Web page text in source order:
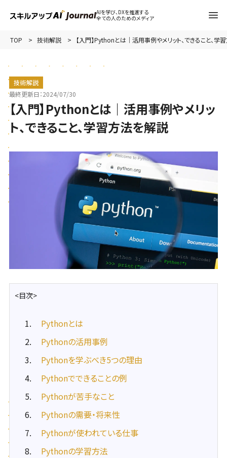
AIを学び、DXを推進する
全ての人のためのメディア
TOP 技術解説 【入門】Pythonとは｜活用事例やメリット、できること、学
技術解説
最終更新日：2024/07/30
【入門】Pythonとは｜活用事例やメリッ
ト、できること、学習方法を解説
<目次>
Pythonとは
Pythonの活用事例
Pythonを学ぶべき5つの理由
Pythonでできることの例
Pythonが苦手なこと
Pythonの需要・将来性
Pythonが使われている仕事
Pythonの学習方法